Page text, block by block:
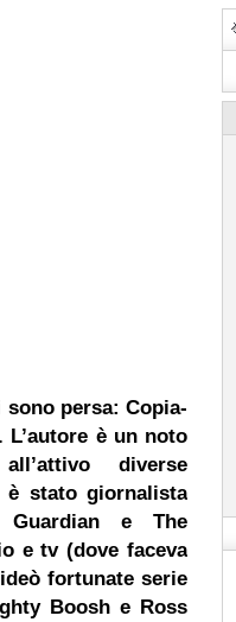
persa: Copia-
è un noto
diverse
stato giornalista
e The
e tv (dove faceva
fortunate serie
Boosh e Ross